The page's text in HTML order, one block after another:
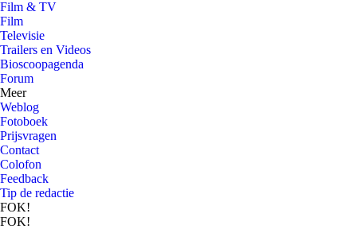
Film & TV
Film
Televisie
Trailers en Videos
Bioscoopagenda
Forum
Meer
Weblog
Fotoboek
Prijsvragen
Contact
Colofon
Feedback
Tip de redactie
FOK!
FOK!